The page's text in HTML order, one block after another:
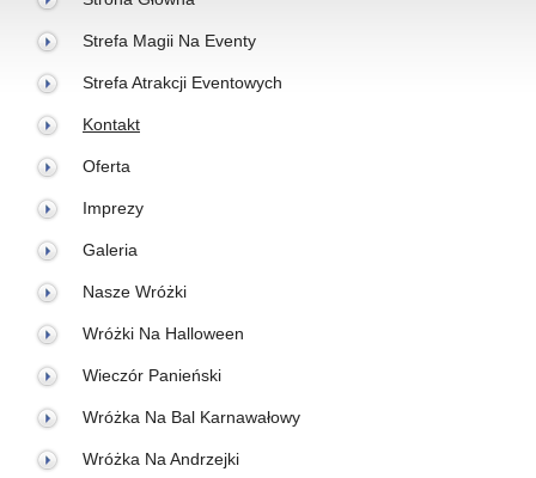
Strefa Magii Na Eventy
Strefa Atrakcji Eventowych
Kontakt
Oferta
Imprezy
Galeria
Nasze Wróżki
Wróżki Na Halloween
Wieczór Panieński
Wróżka Na Bal Karnawałowy
Wróżka Na Andrzejki